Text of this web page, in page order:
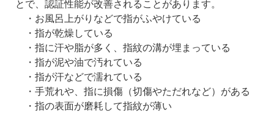
とで、認証性能が改善されることがあります。
お風呂上がりなどで指がふやけている
指が乾燥している
指に汗や脂が多く、指紋の溝が埋まっている
指が泥や油で汚れている
指が汗などで濡れている
手荒れや、指に損傷（切傷やただれなど）がある
指の表面が磨耗して指紋が薄い